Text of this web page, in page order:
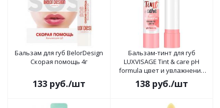
Бальзам для губ BelorDesign
Скорая помощь 4г
133 руб./шт
Бальзам-тинт для губ
LUXVISAGE Tint & care pH
formula цвет и увлажнение
тон 02
138 руб./шт